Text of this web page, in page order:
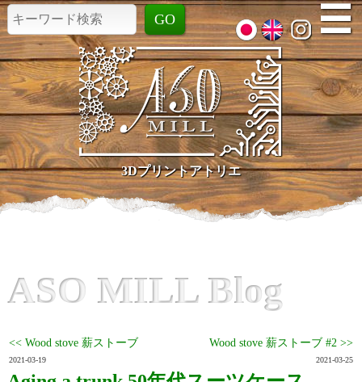
☰
3Dプリントアトリエ
ASO MILL Blog
<< Wood stove 薪ストーブ
2021-03-19
Wood stove 薪ストーブ #2 >>
2021-03-25